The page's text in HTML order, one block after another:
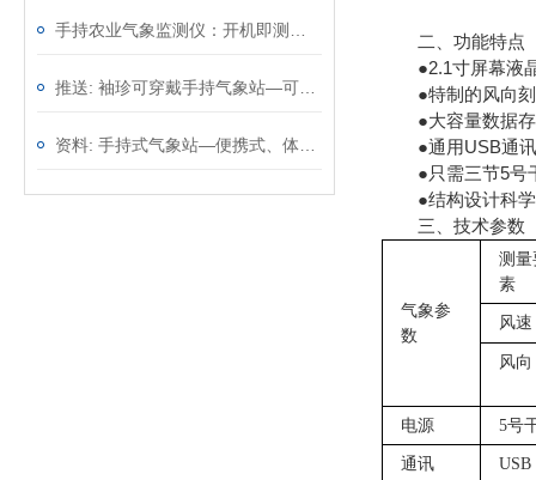
二、功能特点
●2.1寸屏幕液
●特制的风向刻
●大容量数据存
●通用USB通讯
●只需三节5号干
●结构设计科学
三、技术参数
气象参
数
测量
素
风速
风向
电源 5号
通讯 USB